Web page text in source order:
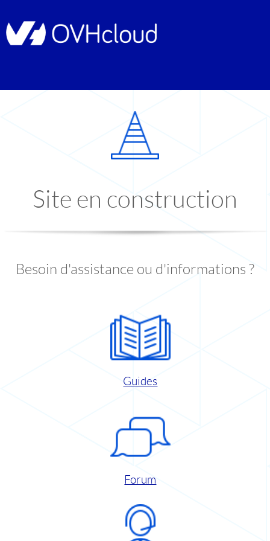
Site en construction
Besoin d'assistance ou d'informations ?
Guides
Forum